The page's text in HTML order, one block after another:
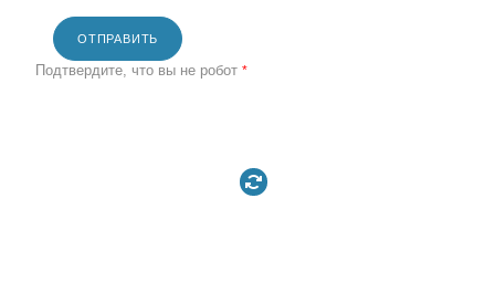
ОТПРАВИТЬ
Подтвердите, что вы не робот *